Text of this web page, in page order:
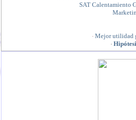
SAT Calentamiento
· Mejor utilidad
·